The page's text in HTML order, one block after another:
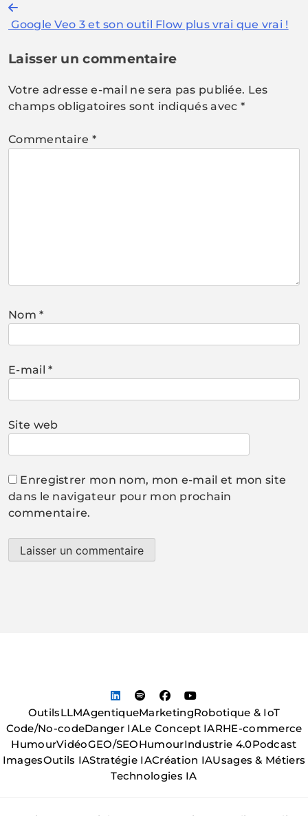
Navigation
de
l’article
Google Veo 3 et son outil Flow plus vrai que vrai !
Laisser un commentaire
Votre adresse e-mail ne sera pas publiée. Les
champs obligatoires sont indiqués avec *
Commentaire *
Nom*
E-mail*
Site web
Enregistrer mon nom, mon e-mail et mon site
dans le navigateur pour mon prochain
commentaire.
OutilsLLMAgentiqueMarketingRobotique & IoT
Code/No-codeDanger IALe Concept IARHE-commerce
HumourVidéoGEO/SEOHumourIndustrie 4.0Podcast
ImagesOutils IAStratégie IACréation IAUsages & Métiers
Technologies IA